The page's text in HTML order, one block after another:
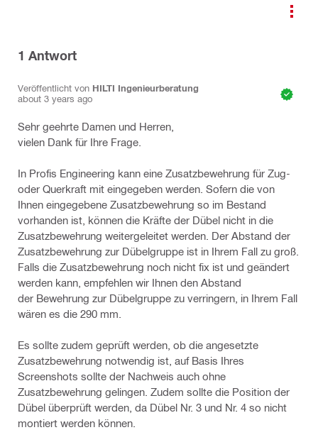
1 Antwort
Veröffentlicht von HILTI Ingenieurberatung
about 3 years ago
Sehr geehrte Damen und Herren,
vielen Dank für Ihre Frage.
In Profis Engineering kann eine Zusatzbewehrung für Zug-
oder Querkraft mit eingegeben werden. Sofern die von
Ihnen eingegebene Zusatzbewehrung so im Bestand
vorhanden ist, können die Kräfte der Dübel nicht in die
Zusatzbewehrung weitergeleitet werden. Der Abstand der
Zusatzbewehrung zur Dübelgruppe ist in Ihrem Fall zu groß.
Falls die Zusatzbewehrung noch nicht fix ist und geändert
werden kann, empfehlen wir Ihnen den Abstand
der Bewehrung zur Dübelgruppe zu verringern, in Ihrem Fall
wären es die 290 mm.
Es sollte zudem geprüft werden, ob die angesetzte
Zusatzbewehrung notwendig ist, auf Basis Ihres
Screenshots sollte der Nachweis auch ohne
Zusatzbewehrung gelingen. Zudem sollte die Position der
Dübel überprüft werden, da Dübel Nr. 3 und Nr. 4 so nicht
montiert werden können.